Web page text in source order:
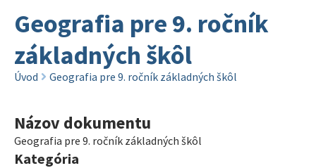
Geografia pre 9. ročník
základných škôl
Úvod Geografia pre 9. ročník základných škôl
Názov dokumentu
Geografia pre 9. ročník základných škôl
Kategória